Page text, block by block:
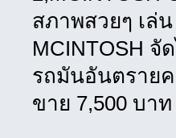
สภาพสวยๆ เล่
MCINTOSH จั
รถมันอันตราย
ขาย 7,500 บาท